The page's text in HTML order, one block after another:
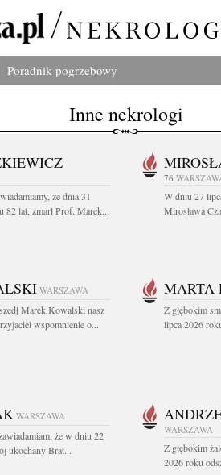
Poradnik pogrzebowy
Inne nekrologi
że dnia 31
lat, zmarł Prof. Marek...
76
W dniu 27
Mirosława
WARSZAWA
Marek Kowalski nasz
wspomnienie o...
MARTA
Z głębokim
lipca 2026
WARSZAWA
że w dniu 22
ukochany Brat...
WARSZAWA
Z głębokim
2026 roku